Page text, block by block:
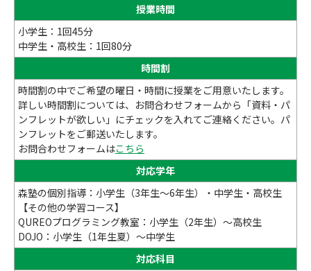
授業時間
小学生：1回45分
中学生・高校生：1回80分
時間割
時間割の中でご希望の曜日・時間に授業をご用意いたします。
詳しい時間割については、お問合わせフォームから「資料・パ
ンフレットが欲しい」にチェックを入れてご連絡ください。パ
ンフレットをご郵送いたします。
お問合わせフォームはこちら
対応学年
森塾の個別指導：小学生（3年生～6年生）・中学生・高校生
【その他の学習コース】
QUREOプログラミング教室：小学生（2年生）～高校生
DOJO：小学生（1年生夏）～中学生
対応科目